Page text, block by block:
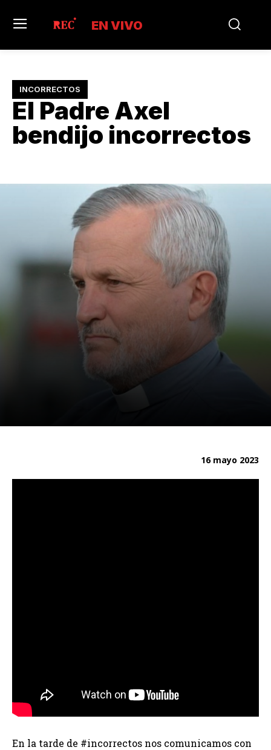
EN VIVO
INCORRECTOS
El Padre Axel
bendijo incorrectos
16 mayo 2023
En la tarde de #incorrectos nos comunicamos con